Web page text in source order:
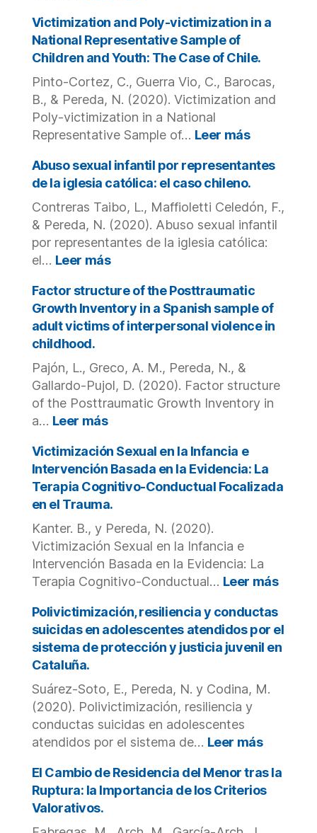
pandemic:
review
of
current
perspectives
and
risk
factors.
and
reporting
potential
child
and
youth
victimization
cases
from
school:
The
role
of
knowledge.
Victimization and Poly-victimization in a
National Representative Sample of
Children and Youth: The Case of Chile.
Pinto-Cortez, C., Guerra Vio, C., Barocas,
B., & Pereda, N. (2020). Victimization and
Poly-victimization in a National
Representative Sample of… Leer más:
and
in
a
National
of
Children
and
Youth:
of
Chile.
Abuso sexual infantil por representantes
de la iglesia católica: el caso chileno.
Contreras Taibo, L., Maffioletti Celedón, F.,
& Pereda, N. (2020). Abuso sexual infantil
por representantes de la iglesia católica:
el… Leer más:
sexual
infantil
por
representantes
la
iglesia
católica:
chileno.
Factor structure of the Posttraumatic
Growth Inventory in a Spanish sample of
adult victims of interpersonal violence in
childhood.
Pajón, L., Greco, A. M., Pereda, N., &
Gallardo-Pujol, D. (2020). Factor structure
of the Posttraumatic Growth Inventory in
a… Leer más:
structure
of
the
Posttraumatic
Growth
Inventory
in
a
Spanish
sample
of
adult
victims
of
violence
in
childhood.
Victimización Sexual en la Infancia e
Intervención Basada en la Evidencia: La
Terapia Cognitivo-Conductual Focalizada
en el Trauma.
Kanter. B., y Pereda, N. (2020).
Victimización Sexual en la Infancia e
Intervención Basada en la Evidencia: La
Terapia Cognitivo-Conductual… Leer más:
en
la
Polivictimización, resiliencia y conductas
suicidas en adolescentes atendidos por el
sistema de protección y justicia juvenil en
Cataluña.
Suárez-Soto, E., Pereda, N. y Codina, M.
(2020). Polivictimización, resiliencia y
conductas suicidas en adolescentes
atendidos por el sistema de… Leer más:
y
El Cambio de Residencia del Menor tras la
Ruptura: la Importancia de los Criterios
Valorativos.